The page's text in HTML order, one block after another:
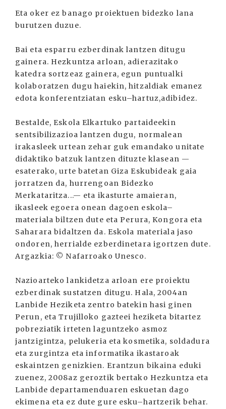
Eta oker ez banago proiektuen bidezko lana
burutzen duzue.
Bai eta esparru ezberdinak lantzen ditugu
gainera. Hezkuntza arloan, adierazitako
katedra sortzeaz gainera, egun puntualki
kolaboratzen dugu haiekin, hitzaldiak emanez
edota konferentziatan esku–hartuz,adibidez.
Bestalde, Eskola Elkartuko partaideekin
sentsibilizazioa lantzen dugu, normalean
irakasleek urtean zehar guk emandako unitate
didaktiko batzuk lantzen dituzte klasean —
esaterako, urte batetan Giza Eskubideak gaia
jorratzen da, hurrengoan Bidezko
Merkataritza...— eta ikasturte amaieran,
ikasleek egoera onean dagoen eskola–
materiala biltzen dute eta Perura, Kongora eta
Saharara bidaltzen da. Eskola materiala jaso
ondoren, herrialde ezberdinetara igortzen dute.
Argazkia: © Nafarroako Unesco.
Nazioarteko lankidetza arloan ere proiektu
ezberdinak sustatzen ditugu. Hala, 2004an
Lanbide Heziketa zentro batekin hasi ginen
Perun, eta Trujilloko gazteei heziketa bitartez
pobreziatik irteten laguntzeko asmoz
jantzigintza, pelukeria eta kosmetika, soldadura
eta zurgintza eta informatika ikastaroak
eskaintzen genizkien. Erantzun bikaina eduki
zuenez, 2008az geroztik bertako Hezkuntza eta
Lanbide departamenduaren eskuetan dago
ekimena eta ez dute gure esku–hartzerik behar.